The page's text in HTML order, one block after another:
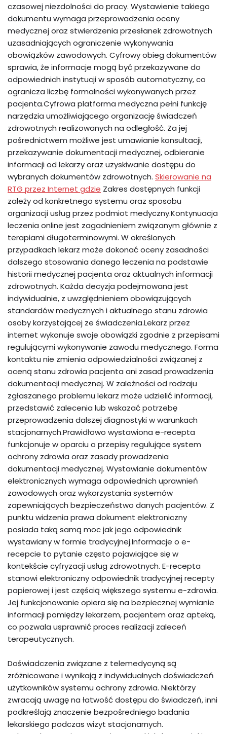
czasowej niezdolności do pracy. Wystawienie takiego
dokumentu wymaga przeprowadzenia oceny
medycznej oraz stwierdzenia przesłanek zdrowotnych
uzasadniających ograniczenie wykonywania
obowiązków zawodowych. Cyfrowy obieg dokumentów
sprawia, że informacje mogą być przekazywane do
odpowiednich instytucji w sposób automatyczny, co
ogranicza liczbę formalności wykonywanych przez
pacjenta.Cyfrowa platforma medyczna pełni funkcję
narzędzia umożliwiającego organizację świadczeń
zdrowotnych realizowanych na odległość. Za jej
pośrednictwem możliwe jest umawianie konsultacji,
przekazywanie dokumentacji medycznej, odbieranie
informacji od lekarzy oraz uzyskiwanie dostępu do
wybranych dokumentów zdrowotnych. Skierowanie na
RTG przez Internet gdzie Zakres dostępnych funkcji
zależy od konkretnego systemu oraz sposobu
organizacji usług przez podmiot medyczny.Kontynuacja
leczenia online jest zagadnieniem związanym głównie z
terapiami długoterminowymi. W określonych
przypadkach lekarz może dokonać oceny zasadności
dalszego stosowania danego leczenia na podstawie
historii medycznej pacjenta oraz aktualnych informacji
zdrowotnych. Każda decyzja podejmowana jest
indywidualnie, z uwzględnieniem obowiązujących
standardów medycznych i aktualnego stanu zdrowia
osoby korzystającej ze świadczenia.Lekarz przez
internet wykonuje swoje obowiązki zgodnie z przepisami
regulującymi wykonywanie zawodu medycznego. Forma
kontaktu nie zmienia odpowiedzialności związanej z
oceną stanu zdrowia pacjenta ani zasad prowadzenia
dokumentacji medycznej. W zależności od rodzaju
zgłaszanego problemu lekarz może udzielić informacji,
przedstawić zalecenia lub wskazać potrzebę
przeprowadzenia dalszej diagnostyki w warunkach
stacjonarnych.Prawidłowo wystawiona e-recepta
funkcjonuje w oparciu o przepisy regulujące system
ochrony zdrowia oraz zasady prowadzenia
dokumentacji medycznej. Wystawianie dokumentów
elektronicznych wymaga odpowiednich uprawnień
zawodowych oraz wykorzystania systemów
zapewniających bezpieczeństwo danych pacjentów. Z
punktu widzenia prawa dokument elektroniczny
posiada taką samą moc jak jego odpowiednik
wystawiany w formie tradycyjnej.Informacje o e-
recepcie to pytanie często pojawiające się w
kontekście cyfryzacji usług zdrowotnych. E-recepta
stanowi elektroniczny odpowiednik tradycyjnej recepty
papierowej i jest częścią większego systemu e-zdrowia.
Jej funkcjonowanie opiera się na bezpiecznej wymianie
informacji pomiędzy lekarzem, pacjentem oraz apteką,
co pozwala usprawnić proces realizacji zaleceń
terapeutycznych.
Doświadczenia związane z telemedycyną są
zróżnicowane i wynikają z indywidualnych doświadczeń
użytkowników systemu ochrony zdrowia. Niektórzy
zwracają uwagę na łatwość dostępu do świadczeń, inni
podkreślają znaczenie bezpośredniego badania
lekarskiego podczas wizyt stacjonarnych.